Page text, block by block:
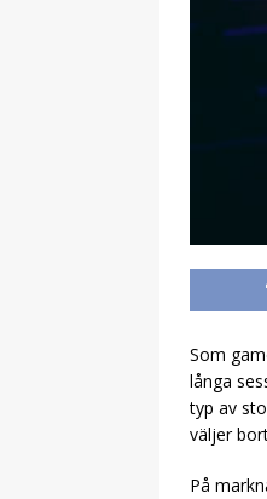
Som
långa
typ av
väljer
På